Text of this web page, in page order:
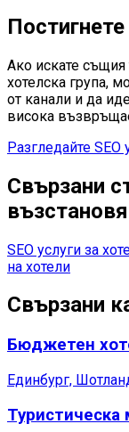
Ако искате
хотелска група,
от канали и да
висока
Разгледайте SEO
Свързани
SEO услуги за
на хотели
Свързани
Бюджетен
Единбург,